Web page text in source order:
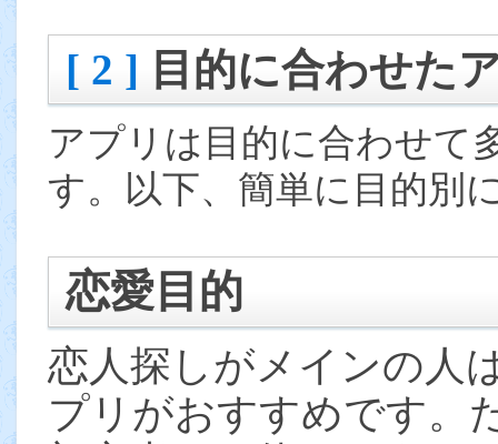
[ 2 ] 目的に合わせた
アプリは目的に合わせて
す。以下、簡単に目的別
恋愛目的
恋人探しがメインの人
プリがおすすめです。